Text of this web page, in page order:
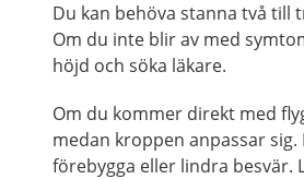
Du kan behöva stanna två till
Om du inte blir av med
höjd och söka läkare.
Om du kommer direkt med
medan kroppen anpassar
förebygga eller lindra besvär.